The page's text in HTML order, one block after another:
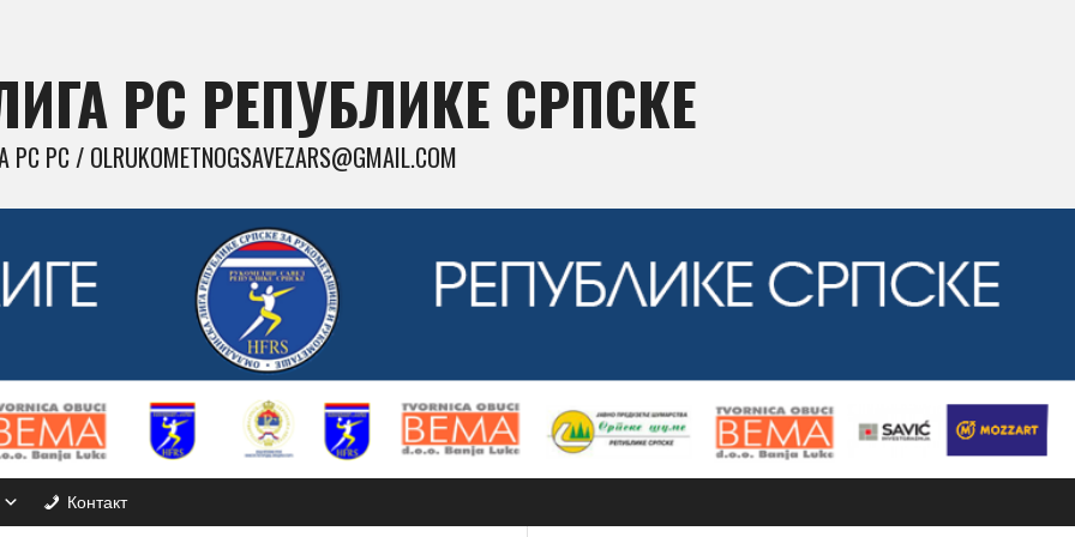
РС РЕПУБЛИКЕ СРПСКЕ
/ OLRUKOMETNOGSAVEZARS@GMAIL.COM
Контакт